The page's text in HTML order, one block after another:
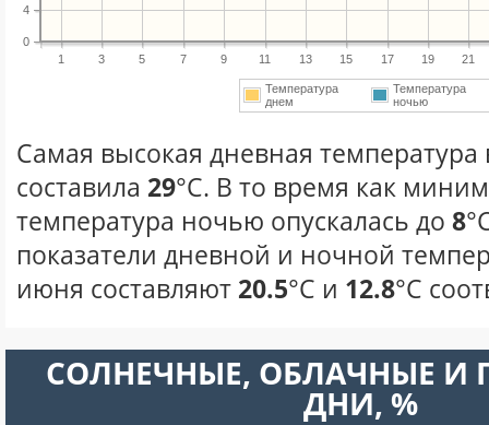
1 3 5 7 9 11 13 15 17 19 21
0
4
Температура
днем
Температура
ночью
Самая высокая дневная
составила 29°С. В то время как
температура ночью опускалась до 8
показатели дневной и ночной
июня составляют 20.5°С и 12.8°С
CОЛНЕЧНЫЕ, ОБЛАЧНЫЕ И
ДНИ, %